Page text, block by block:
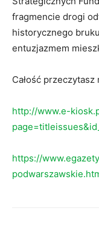
fragmencie drogi
historycznego
entuzjazmem
Całość przeczytasz
http://www.e-
https://